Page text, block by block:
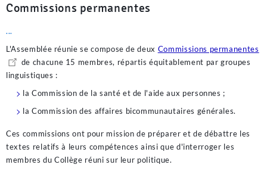
Commissions permanentes
...
L'Assemblée réunie se compose de deux Commissions permanentes
de chacune 15 membres, répartis équitablement par groupes
linguistiques :
la Commission de la santé et de l'aide aux personnes ;
la Commission des affaires bicommunautaires générales.
Ces commissions ont pour mission de préparer et de débattre les
textes relatifs à leurs compétences ainsi que d'interroger les
membres du Collège réuni sur leur politique.